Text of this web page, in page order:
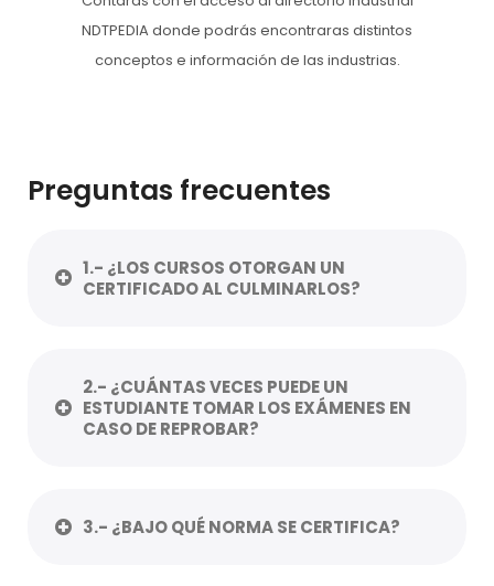
NDTPEDIA donde podrás encontraras distintos
conceptos e información de las industrias.
Preguntas frecuentes
1.- ¿LOS CURSOS OTORGAN UN
CERTIFICADO AL CULMINARLOS?
2.- ¿CUÁNTAS VECES PUEDE UN
ESTUDIANTE TOMAR LOS EXÁMENES EN
CASO DE REPROBAR?
3.- ¿BAJO QUÉ NORMA SE CERTIFICA?